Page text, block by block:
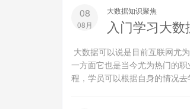
08
08月
大数据知识聚焦
入门学习大
大数据可以说是目前互联网尤
一方面它也是当今尤为热门的
程，学员可以根据自身的情况